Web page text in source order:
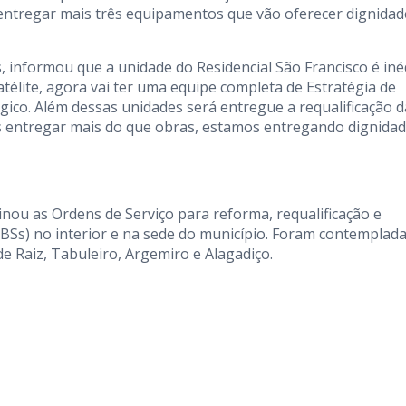
mais três equipamentos que vão oferecer
que a unidade do Residencial São Francisco é
agora vai ter uma equipe completa de Estratégia de
Além dessas unidades será entregue a requalificação
entregar mais do que obras, estamos entregando
as Ordens de Serviço para reforma, requalificação e
no interior e na sede do município. Foram
Raiz, Tabuleiro, Argemiro e Alagadiço.